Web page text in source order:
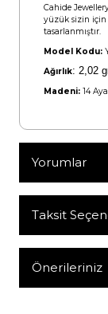
Cahide
yüzük sizin için
tasarlanmıştır.
Model Kodu:
Ağırlık: 2,02
Madeni: 14
Yorumlar
Taksit
Önerileriniz